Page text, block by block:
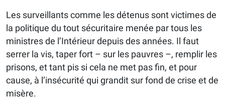
Les surveillants comme les détenus sont victimes de
la politique du tout sécuritaire menée par tous les
ministres de l’Intérieur depuis des années. Il faut
serrer la vis, taper fort – sur les pauvres –, remplir les
prisons, et tant pis si cela ne met pas fin, et pour
cause, à l’insécurité qui grandit sur fond de crise et de
misère.